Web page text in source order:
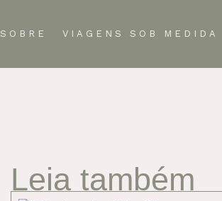
SOBRE VIAGENS SOB MEDIDA
Leia também